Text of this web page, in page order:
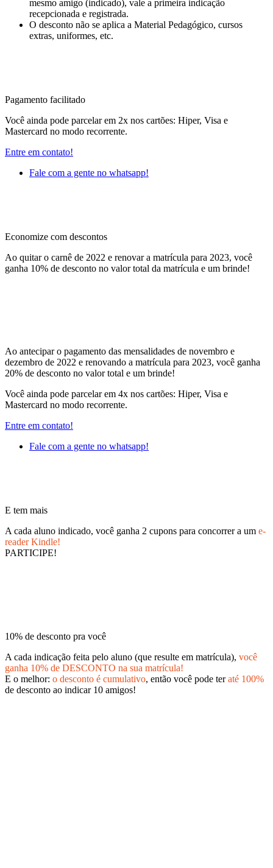
mesmo amigo (indicado), vale a primeira indicação
recepcionada e registrada.
O desconto não se aplica a Material Pedagógico, cursos
extras, uniformes, etc.
Pagamento facilitado
Você ainda pode parcelar em 2x nos cartões: Hiper, Visa e
Mastercard no modo recorrente.
Entre em contato!
Fale com a gente no whatsapp!
Economize com descontos
Ao quitar o carnê de 2022 e renovar a matrícula para 2023, você
ganha 10% de desconto no valor total da matrícula e um brinde!
Ao antecipar o pagamento das mensalidades de novembro e
dezembro de 2022 e renovando a matrícula para 2023, você ganha
20% de desconto no valor total e um brinde!
Você ainda pode parcelar em 4x nos cartões: Hiper, Visa e
Mastercard no modo recorrente.
Entre em contato!
Fale com a gente no whatsapp!
E tem mais
A cada aluno indicado, você ganha 2 cupons para concorrer a um e-
reader Kindle!
PARTICIPE!
10% de desconto pra você
A cada indicação feita pelo aluno (que resulte em matrícula), você
ganha 10% de DESCONTO na sua matrícula!
E o melhor: o desconto é cumulativo, então você pode teraté 100%
de desconto ao indicar 10 amigos!